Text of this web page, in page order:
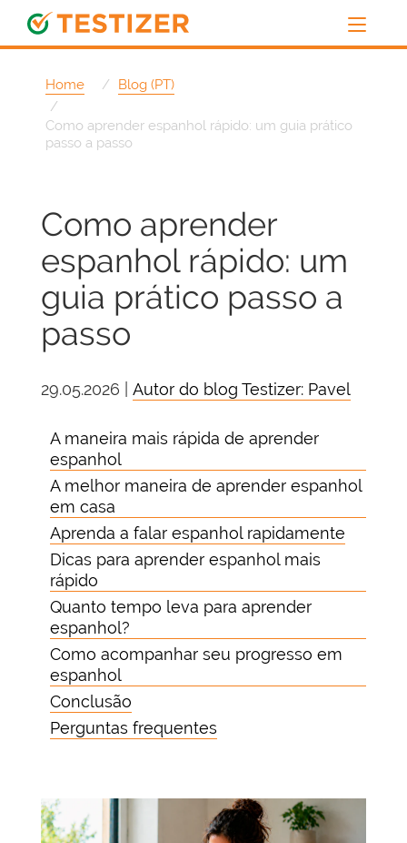
Home Blog (PT)
Como aprender espanhol rápido: um guia prático
passo a passo
Como aprender
espanhol rápido: um
guia prático passo a
passo
29.05.2026 | Autor do blog Testizer: Pavel
A maneira mais rápida de aprender
espanhol
A melhor maneira de aprender espanhol
em casa
Aprenda a falar espanhol rapidamente
Dicas para aprender espanhol mais
rápido
Quanto tempo leva para aprender
espanhol?
Como acompanhar seu progresso em
espanhol
Conclusão
Perguntas frequentes